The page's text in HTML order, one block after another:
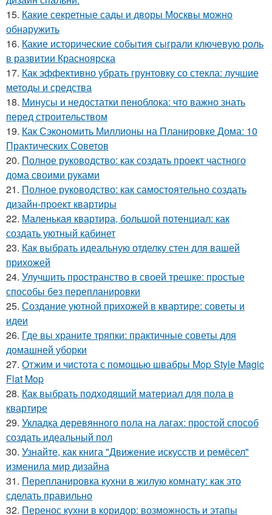
15. Какие секретные сады и дворы Москвы можно
обнаружить
16. Какие исторические события сыграли ключевую роль
в развитии Красноярска
17. Как эффективно убрать грунтовку со стекла: лучшие
методы и средства
18. Минусы и недостатки пеноблока: что важно знать
перед строительством
19. Как Сэкономить Миллионы на Планировке Дома: 10
Практических Советов
20. Полное руководство: как создать проект частного
дома своими руками
21. Полное руководство: как самостоятельно создать
дизайн-проект квартиры
22. Маленькая квартира, большой потенциал: как
создать уютный кабинет
23. Как выбрать идеальную отделку стен для вашей
прихожей
24. Улучшить пространство в своей трешке: простые
способы без перепланировки
25. Создание уютной прихожей в квартире: советы и
идеи
26. Где вы храните тряпки: практичные советы для
домашней уборки
27. Отжим и чистота с помощью швабры Mop Style Magic
Flat Mop
28. Как выбрать подходящий материал для пола в
квартире
29. Укладка деревянного пола на лагах: простой способ
создать идеальный пол
30. Узнайте, как книга "Движение искусств и ремёсел"
изменила мир дизайна
31. Перепланировка кухни в жилую комнату: как это
сделать правильно
32. Перенос кухни в коридор: возможность и этапы